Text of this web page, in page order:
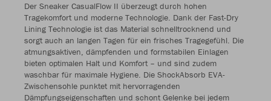
Der Sneaker CasualFlow II überzeugt durch hohen
Tragekomfort und moderne Technologie. Dank der Fast-Dry
Lining Technologie ist das Material schnelltrocknend und
sorgt auch an langen Tagen für ein frisches Tragegefühl. Die
atmungsaktiven, dämpfenden und formstabilen Einlagen
bieten optimalen Halt und Komfort – und sind zudem
waschbar für maximale Hygiene. Die ShockAbsorb EVA-
Zwischensohle punktet mit hervorragenden
Dämpfungseigenschaften und schont Gelenke bei jedem